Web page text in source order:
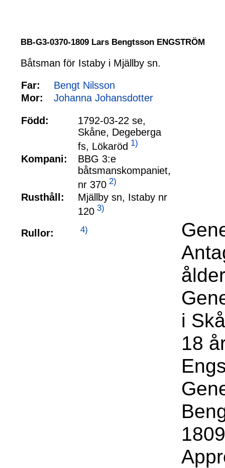
BB-G3-0370-1809 Lars Bengtsson ENGSTRÖM
Båtsman för Istaby i Mjällby sn.
Far:
Bengt Nilsson
Mor:
Johanna Johansdotter
Född:
1792-03-22 se,
Skåne, Degeberga
fs, Lökaröd 1)
Kompani:
BBG 3:e
båtsmanskompaniet,
nr 370 2)
Rusthåll:
Mjällby sn, Istaby nr
120 3)
Rullor: 4)
i
18